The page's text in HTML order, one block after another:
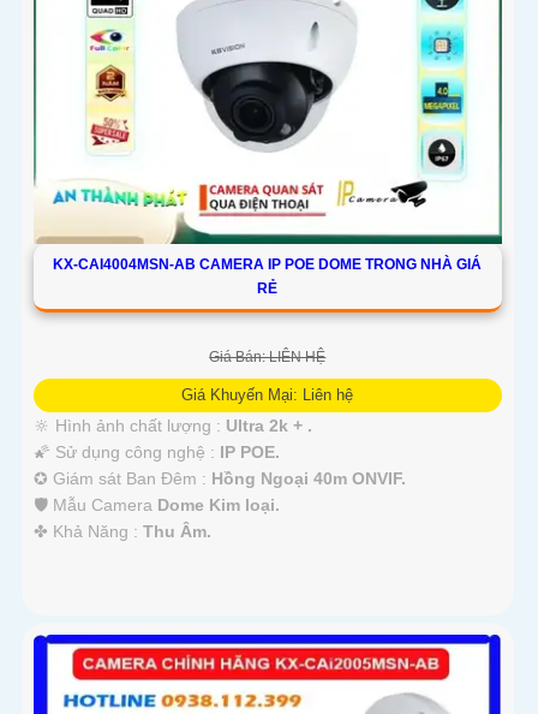
KX-CAI4004MSN-AB CAMERA IP POE DOME TRONG NHÀ GIÁ
RẺ
Giá Bán: LIÊN HỆ
Giá Khuyến Mại: Liên hệ
🔆 Hình ảnh chất lượng : Ultra 2k + .
🌠 Sử dụng công nghệ : IP POE.
✪ Giám sát Ban Đêm : Hồng Ngoại 40m ONVIF.
🛡 Mẫu Camera Dome Kim loại.
️✤ Khả Năng : Thu Âm.